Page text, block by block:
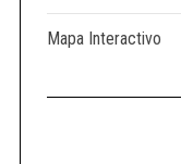
Mapa Interactivo